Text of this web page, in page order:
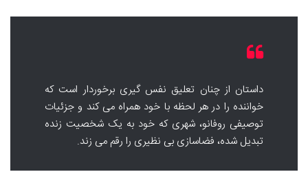
داستان از چنان تعلیق نفس گیری برخوردار است که
خواننده را در هر لحظه با خود همراه می کند و جزئیات
توصیفی روفانو، شهری که خود به یک شخصیت زنده
تبدیل شده، فضاسازی بی نظیری را رقم می زند.